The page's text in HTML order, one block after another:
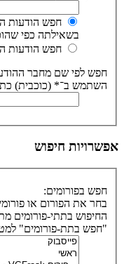
חפש הודעות
בשאילתה כפי
חפש הודעות
חפש לפי שם מחבר
השתמש ב־* (כוכבית)
אפשרויות חיפוש
חפש בפורומים:
בחר את הפורום או
החיפוש בתתי-פורומים
"חפש בתת-פורומים"